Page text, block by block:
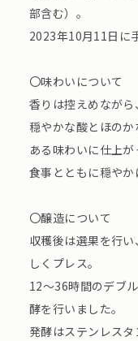
部含む）。
2023年10月11日に
〇味わいについて
香りは控えめながら
穏やかな酸とほの
ある味わいに仕上が
食事とともに穏やか
〇醸造について
収穫後は選果を行
しくプレス。
12～36時間のデブ
酵を行いました。
発酵はステンレスタ